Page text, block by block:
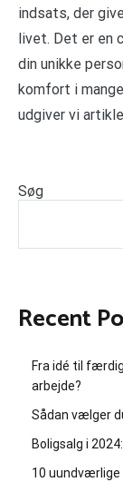
indsats, der
livet. Det er en
din unikke
komfort i
udgiver vi
Søg
Recent
Fra idé til
arbejde?
Sådan vælger
Boligsalg i
10